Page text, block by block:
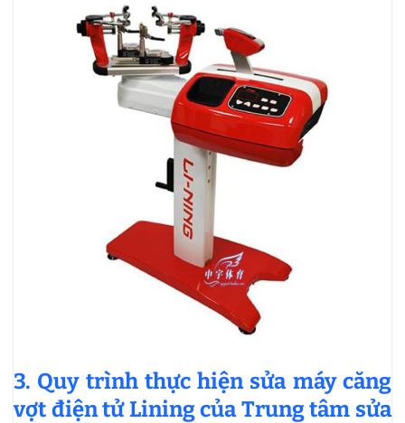
3. Quy trình thực hiện sửa máy căng
vợt điện tử Lining của Trung tâm sửa